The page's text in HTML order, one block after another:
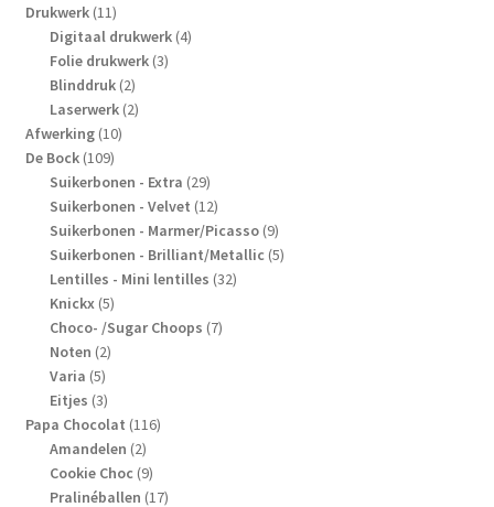
Drukwerk 1111
producten
Digitaal drukwerk 44
Folie drukwerk 33
Blinddruk 22
producten
Laserwerk 22
Afwerking 1010
De Bock 109109
producten
Suikerbonen - Extra 2929
producten
Suikerbonen - Velvet 1212
producten
Suikerbonen - Marmer/Picasso 99
producten
Suikerbonen - Brilliant/Metallic 55
Lentilles - Mini lentilles 3232
Knickx 55
producten
Choco- /Sugar Choops 77
Noten 22
Varia 55
producten
Eitjes 33
producten
Papa Chocolat 116116
Amandelen 22
producten
Cookie Choc 99
producten
Pralinéballen 1717